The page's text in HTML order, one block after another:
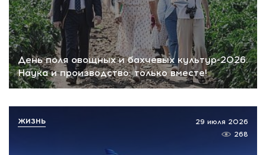
День поля овощных и бахчевых культур-2026.
Наука и производство: только вместе!
29 июля 2026
268
ЖИЗНЬ